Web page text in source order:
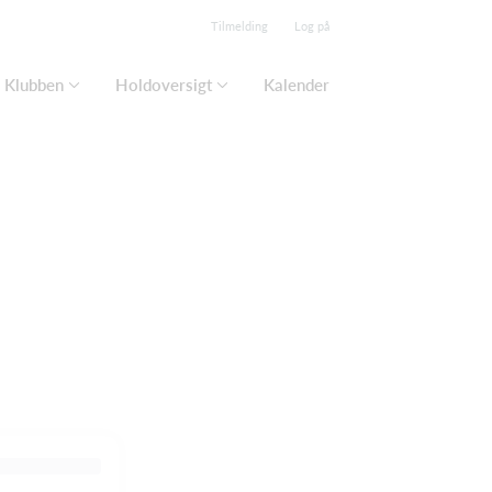
Tilmelding Log på
Klubben Holdoversigt Kalender